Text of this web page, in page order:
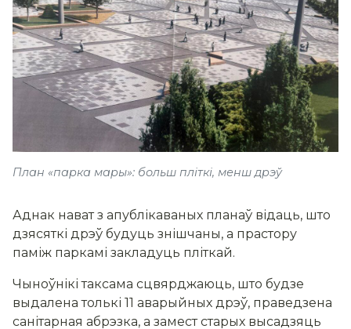
План «парка мары»: больш пліткі, менш дрэў
Аднак нават з апублікаваных планаў відаць, што
дзясяткі дрэў будуць знішчаны, а прастору
паміж паркамі закладуць пліткай.
Чыноўнікі таксама сцвярджаюць, што будзе
выдалена толькі 11 аварыйных дрэў, праведзена
санітарная абрэзка, а замест старых высадзяць